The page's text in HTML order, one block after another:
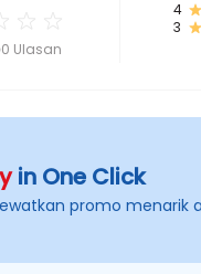
0 Ulasan
4
3
in One Click
promo menarik